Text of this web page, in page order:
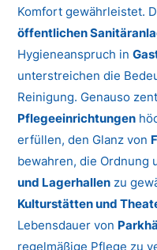
Komfort gewährleistet.
öffentlichen
Hygieneanspruch in
unterstreichen die
Reinigung. Genauso
Pflegeeinrichtungen
erfüllen, den Glanz von
bewahren, die Ordnung
und Lagerhallen zu
Kulturstätten und
Lebensdauer von
regelmäßige Pflege zu